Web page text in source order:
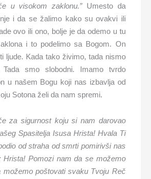
u visokom zaklonu.”Umesto da
i da se žalimo kako su ovakvi ili
ovo ili ono, bolje je da odemo u tu
i to podelimo sa Bogom. On
ljude. Kada tako živimo, tada nismo
Tada smo slobodni. Imamo tvrdo
u našem Bogu koji nas izbavlja od
Sotona želi da nam spremi.
za sigurnost koju si nam darovao
Spasitelja Isusa Hrista! Hvala Ti
od straha od smrti pomirivši nas
Hrista! Pomozi nam da se možemo
možemo poštovati svaku Tvoju Reč